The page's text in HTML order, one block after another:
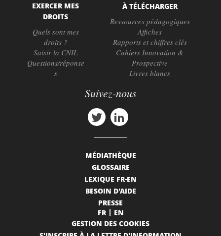
EXERCER MES
DROITS
Quels sont mes
droits ?
Saisir la CNIL
Questions/réponse
s
À TÉLÉCHARGER
Ressources pédagogiques
Affiches
Rapports et chiffres clés
Cahiers Innovation &
Prospective
Livres blancs
Suivez-nous
MÉDIATHÈQUE
GLOSSAIRE
LEXIQUE FR-EN
BESOIN D'AIDE
PRESSE
FR
EN
GESTION DES COOKIES